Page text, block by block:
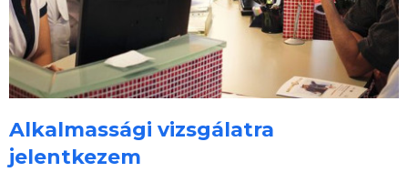
Alkalmassági vizsgálatra
jelentkezem